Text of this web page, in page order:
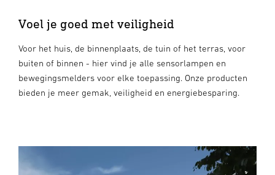
Voel je goed met veiligheid
Voor het huis, de binnenplaats, de tuin of het terras, voor
buiten of binnen - hier vind je alle sensorlampen en
bewegingsmelders voor elke toepassing. Onze producten
bieden je meer gemak, veiligheid en energiebesparing.